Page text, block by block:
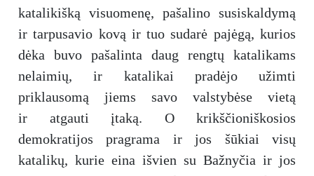
katalikišką visuomenę, pašalino susiskaldymą
ir tarpusavio kovą ir tuo sudarė pajėgą, kurios
dėka buvo pašalinta daug rengtų katalikams
nelaimių, ir katalikai pradėjo užimti
priklausomą jiems savo valstybėse vietą
ir atgauti įtaką. O krikščioniškosios
demokratijos pragrama ir jos šūkiai visų
katalikų, kurie eina išvien su Bažnyčia ir jos